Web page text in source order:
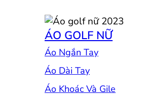
ÁO GOLF NỮ
Áo Ngắn Tay
Áo Dài Tay
Áo Khoác Và Gile